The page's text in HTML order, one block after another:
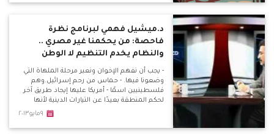
وكانت من الأسباب لعدم ضرب سوريا
د.ميشيل فهمي لبرنامج نظرة
فاحصة: من يحكمنا غير مصري ..
والنظام يخدم التنظيم لا الوطن
- يجب أن نفهم الإخوان ونعبر مرحلة الملهاة التي
وضعونا فيها. - حماس من رحم إسرائيل.وهم
فلسطينيين اسمًا - أمريكا عليها إيجاد طريق آخر
لحكم المنطقة بعيدًا عن التيارات الدينية لأنها
ستندم، وهي تحكم وفق أوراق إسرائيلية - قضية
فهو قبطي ..
٩مايو٢٠١٣